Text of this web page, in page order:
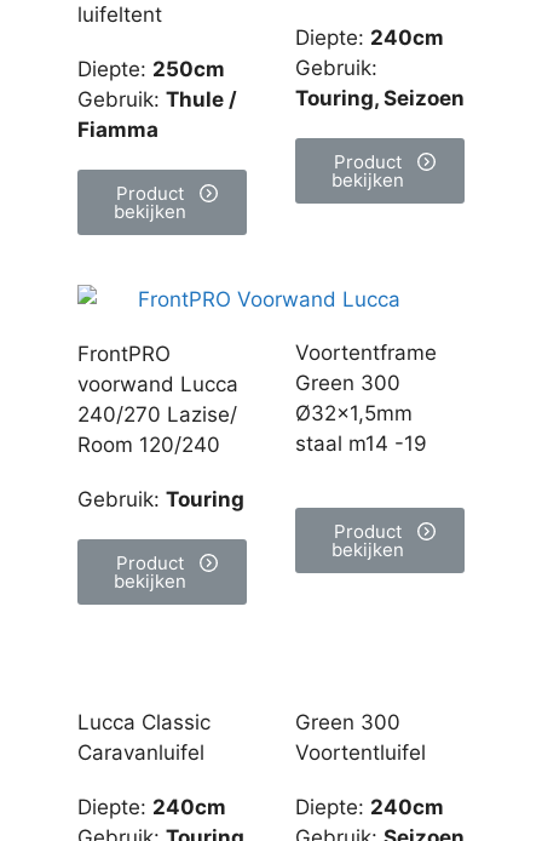
luifeltent
Diepte: 250cm
Gebruik: Thule /
Fiamma
Product
bekijken
Diepte: 240cm
Gebruik:
Touring, Seizoen
Product
bekijken
FrontPRO
voorwand Lucca
240/270 Lazise/
Room 120/240
Gebruik: Touring
Product
bekijken
Voortentframe
Green 300
Ø32×1,5mm
staal m14 -19
Product
bekijken
Lucca Classic
Caravanluifel
Diepte: 240cm
Green 300
Voortentluifel
Diepte: 240cm